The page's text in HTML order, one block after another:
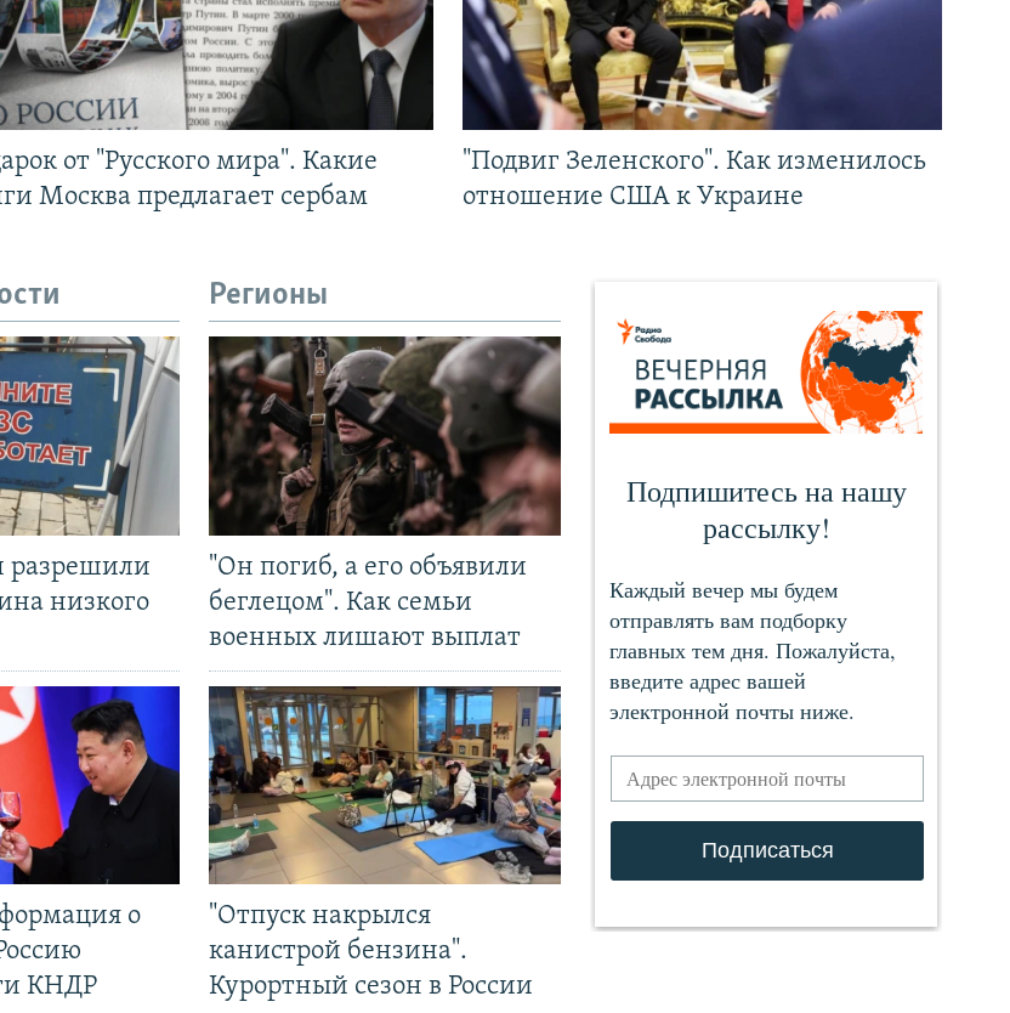
от "Русского мира". Какие
Москва предлагает сербам
"Подвиг Зеленского". Как изменилось
отношение США к Украине
разрешили
низкого
о
КНДР
Регионы
"Он погиб, а его объявили
беглецом". Как семьи
военных лишают выплат
"Отпуск накрылся
канистрой бензина".
Курортный сезон в России